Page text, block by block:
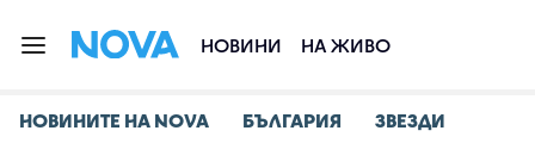
НОВИНИ НА ЖИВО
НОВИНИТЕ НА NOVA БЪЛГАРИЯ ЗВЕЗДИ